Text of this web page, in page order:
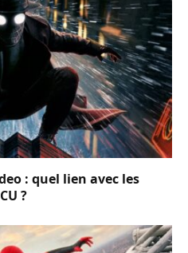
: quel lien avec les
?